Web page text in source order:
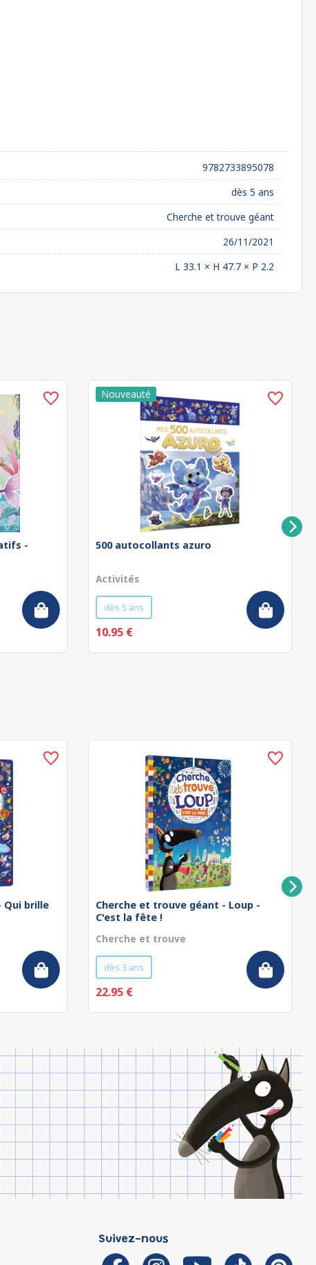
9782733895078
dès 5 ans
Cherche et trouve géant
26/11/2021
L 33.1 × H 47.7 × P 2.2
-
500 autocollants azuro
Activités
dès 5 ans
10.95 €
Qui brille
Cherche et trouve géant - Loup -
C'est la fête !
Cherche et trouve
dès 3 ans
22.95 €
Suivez-nous